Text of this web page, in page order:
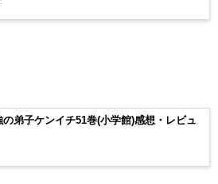
の弟子ケンイチ51巻(小学館)感想・レビュ